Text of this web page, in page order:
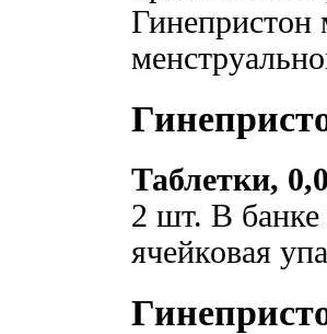
Гинепристон
Таблетки,
2 шт. В
ячейковая